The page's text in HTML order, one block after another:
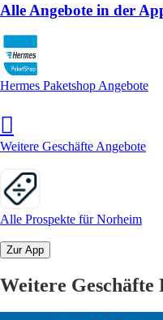
Alle Angebote in der
Hermes Paketshop Angebote
Weitere Geschäfte Angebote
Alle Prospekte für Norheim
Zur App
Weitere Geschäfte